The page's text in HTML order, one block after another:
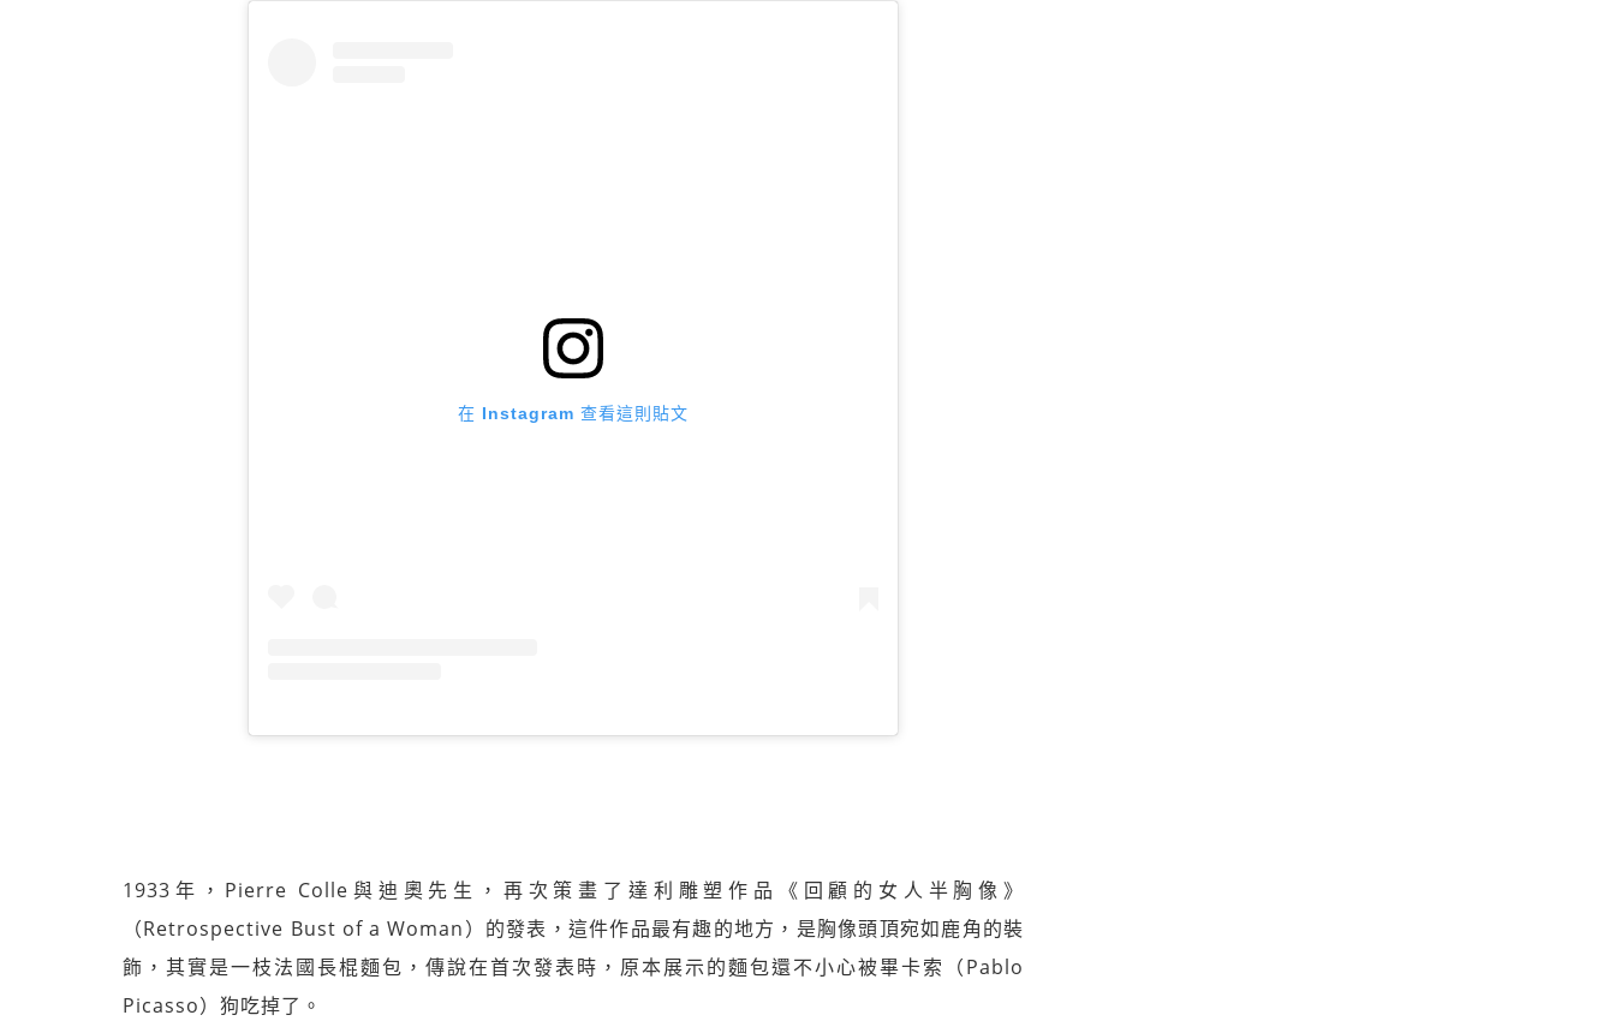
在 Instagram 查看這則貼文
1933年，Pierre Colle與迪奧先生，再次策畫了達利雕塑作品《回顧的女人半胸像》
（Retrospective Bust of a Woman）的發表，這件作品最有趣的地方，是胸像頭頂宛如鹿角的裝
飾，其實是一枝法國長棍麵包，傳說在首次發表時，原本展示的麵包還不小心被畢卡索（Pablo
Picasso）狗吃掉了。